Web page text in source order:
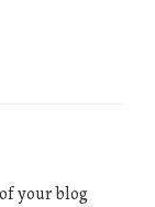
your blog